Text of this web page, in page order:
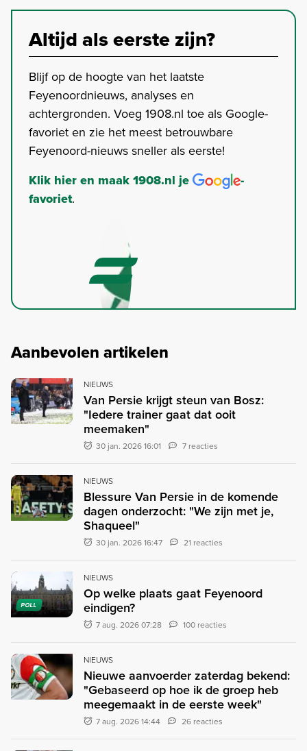
Altijd als eerste zijn?
Blijf op de hoogte van het laatste
Feyenoordnieuws, analyses en
achtergronden. Voeg 1908.nl toe als Google-
favoriet en zie het meest betrouwbare
Feyenoord-nieuws sneller als eerste!
Klik hier en maak 1908.nl je
-
favoriet.
Aanbevolen artikelen
NIEUWS
Van Persie krijgt steun van Bosz:
"Iedere trainer gaat dat ooit
meemaken"
30 jan. 2026 16:01 7 reacties
NIEUWS
Blessure Van Persie in de komende
dagen onderzocht: "We zijn met je,
Shaqueel"
30 jan. 2026 16:47 21 reacties
POLL
NIEUWS
Op welke plaats gaat Feyenoord
eindigen?
7 aug. 2026 07:28 100 reacties
NIEUWS
Nieuwe aanvoerder zaterdag bekend:
"Gebaseerd op hoe ik de groep heb
meegemaakt in de eerste week"
7 aug. 2026 14:44 26 reacties